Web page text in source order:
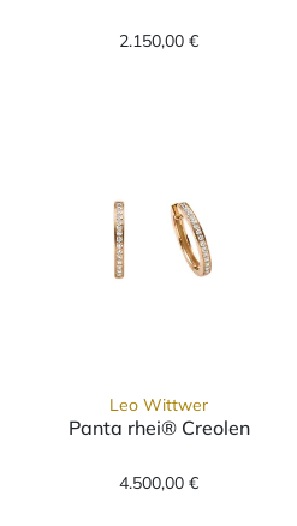
2.150,00 €
Leo Wittwer
Panta rhei® Creolen
4.500,00 €